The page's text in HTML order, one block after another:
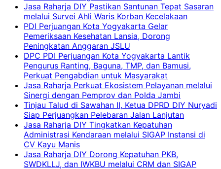
Jasa Raharja DIY Pastikan Santunan Tepat Sasaran
melalui Survei Ahli Waris Korban Kecelakaan
PDI Perjuangan Kota Yogyakarta Gelar
Pemeriksaan Kesehatan Lansia, Dorong
Peningkatan Anggaran JSLU
DPC PDI Perjuangan Kota Yogyakarta Lantik
Pengurus Ranting, Baguna, TMP, dan Bamusi,
Perkuat Pengabdian untuk Masyarakat
Jasa Raharja Perkuat Ekosistem Pelayanan melalui
Sinergi dengan Pemprov dan Polda Jambi
Tinjau Talud di Sawahan II, Ketua DPRD DIY Nuryadi
Siap Perjuangkan Pelebaran Jalan Lanjutan
Jasa Raharja DIY Tingkatkan Kepatuhan
Administrasi Kendaraan melalui SIGAP Instansi di
CV Kayu Manis
Jasa Raharja DIY Dorong Kepatuhan PKB,
SWDKLLJ, dan IWKBU melalui CRM dan SIGAP